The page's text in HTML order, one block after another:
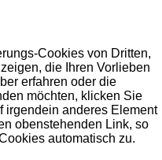
Cookies von Dritten,
die Ihren Vorlieben
erfahren oder die
möchten, klicken Sie
irgendein anderes Element
obenstehenden Link, so
automatisch zu.